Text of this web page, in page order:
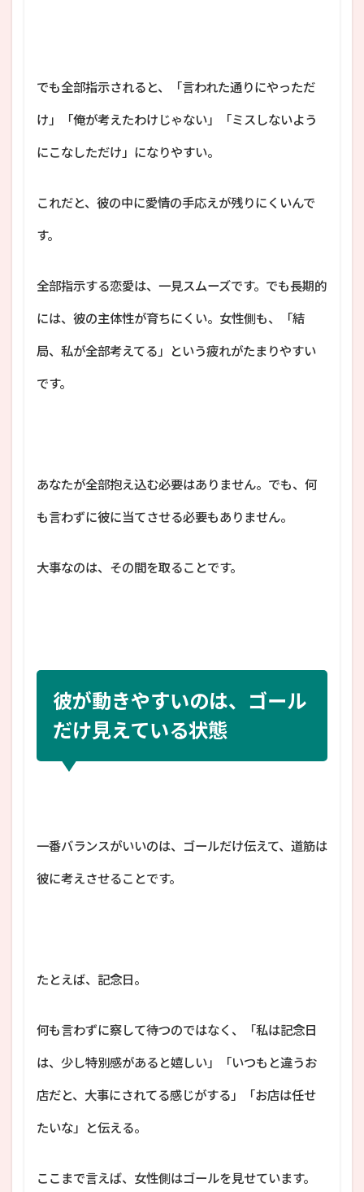
でも全部指示されると、「言われた通りにやっただ
け」「俺が考えたわけじゃない」「ミスしないよう
にこなしただけ」になりやすい。
これだと、彼の中に愛情の手応えが残りにくいんで
す。
全部指示する恋愛は、一見スムーズです。でも長期的
には、彼の主体性が育ちにくい。女性側も、「結
局、私が全部考えてる」という疲れがたまりやすい
です。
あなたが全部抱え込む必要はありません。でも、何
も言わずに彼に当てさせる必要もありません。
大事なのは、その間を取ることです。
彼が動きやすいのは、ゴール
だけ見えている状態
一番バランスがいいのは、ゴールだけ伝えて、道筋は
彼に考えさせることです。
たとえば、記念日。
何も言わずに察して待つのではなく、「私は記念日
は、少し特別感があると嬉しい」「いつもと違うお
店だと、大事にされてる感じがする」「お店は任せ
たいな」と伝える。
ここまで言えば、女性側はゴールを見せています。